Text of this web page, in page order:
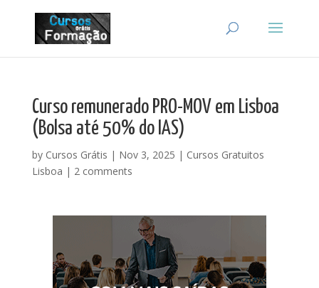
Curso remunerado PRO-MOV em Lisboa
(Bolsa até 50% do IAS)
by Cursos Grátis | Nov 3, 2025 | Cursos Gratuitos
Lisboa | 2 comments